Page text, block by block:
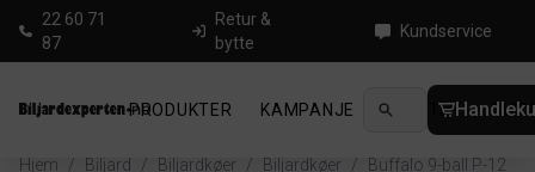
22 60 71
87
Retur &
bytte
Kundservice
PRODUKTER KAMPANJE NYHETER
Hjem / Biljard / Biljardkøer / Biljardkøer / Buffalo 9-ball P-12